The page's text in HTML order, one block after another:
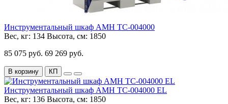
Инструментальный шкаф AMH TC-004000
Вес, кг: 134 Высота, см: 1850
85 075 руб. 69 269 руб.
В корзину КП
Инструментальный шкаф AMH TC-004000 EL
Вес, кг: 136 Высота, см: 1850